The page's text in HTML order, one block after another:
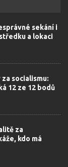
sekání i
a lokaci
socialismu:
12 ze 12 bodů
za
kdo má